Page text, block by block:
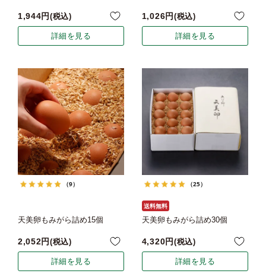
1,944 税込
詳細を見る
1,026 税込
詳細を見る
（9）
天美卵もみがら詰め15個
2,052 税込
詳細を見る
（25）
送料無料
天美卵もみがら詰め30個
4,320 税込
詳細を見る